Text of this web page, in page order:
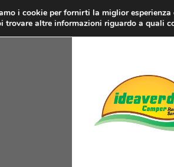
i cookie per fornirti la miglior
trovare altre informazioni riguardo a quali